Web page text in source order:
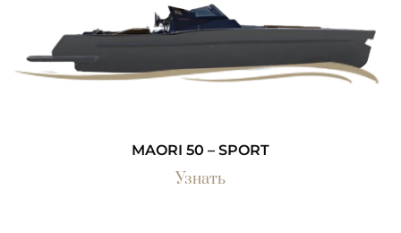
MAORI 50 – SPORT
Узнать